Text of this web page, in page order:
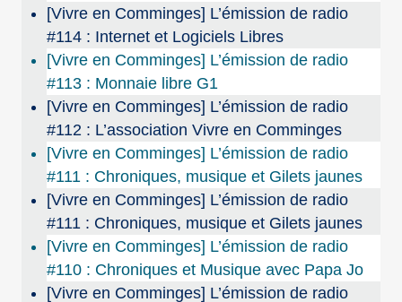
[Vivre en Comminges] L’émission de radio
#114 : Internet et Logiciels Libres
[Vivre en Comminges] L’émission de radio
#113 : Monnaie libre G1
[Vivre en Comminges] L’émission de radio
#112 : L’association Vivre en Comminges
[Vivre en Comminges] L’émission de radio
#111 : Chroniques, musique et Gilets jaunes
[Vivre en Comminges] L’émission de radio
#111 : Chroniques, musique et Gilets jaunes
[Vivre en Comminges] L’émission de radio
#110 : Chroniques et Musique avec Papa Jo
[Vivre en Comminges] L’émission de radio